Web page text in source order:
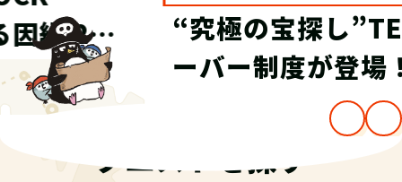
“究極の宝探し”TECにオブザ
ーバー制度が登場！
クエストを探す